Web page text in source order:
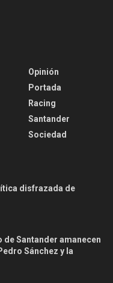
Opinión
Portada
Racing
Santander
Sociedad
disfrazada de
Santander amanecen
Sánchez y la